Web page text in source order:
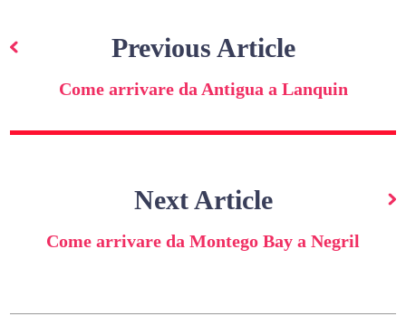
articoli
Previous Article
Come arrivare da Antigua a Lanquin
Next Article
Come arrivare da Montego Bay a Negril